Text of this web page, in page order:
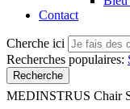
Contact
Cherche ici
Recherches populaires:
Recherche
MEDINSTRUS Chair